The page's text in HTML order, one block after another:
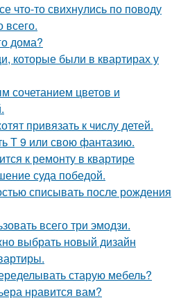
что-то свихнулись по поводу
всего.
дома?
которые были в квартирах у
сочетанием цветов и
привязать к числу детей.
Т 9 или свою фантазию.
к ремонту в квартире
суда победой.
списывать после рождения
всего три эмодзи.
выбрать новый дизайн
старую мебель?
нравится вам?